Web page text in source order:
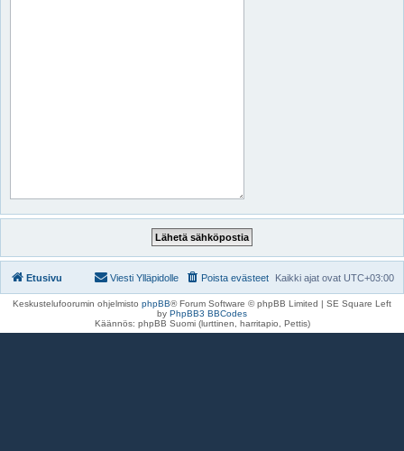
Etusivu Kaikki ajat ovat UTC+03:00
Poista evästeet
Viesti Ylläpidolle
Keskustelufoorumin ohjelmisto phpBB® Forum Software © phpBB Limited | SE Square Left
by PhpBB3 BBCodes
Käännös: phpBB Suomi (lurttinen, harritapio, Pettis)